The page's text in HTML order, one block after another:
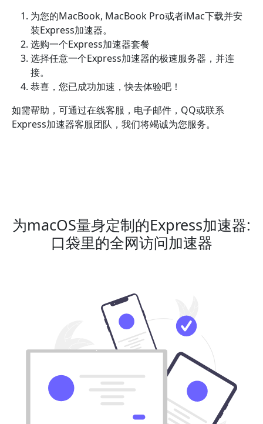
为您的MacBook, MacBook Pro或者iMac下载并安
装Express加速器。
选购一个Express加速器套餐
选择任意一个Express加速器的极速服务器，并连
接。
恭喜，您已成功加速，快去体验吧！
如需帮助，可通过在线客服，电子邮件，QQ或联系
Express加速器客服团队，我们将竭诚为您服务。
为macOS量身定制的Express加速器:
口袋里的全网访问加速器